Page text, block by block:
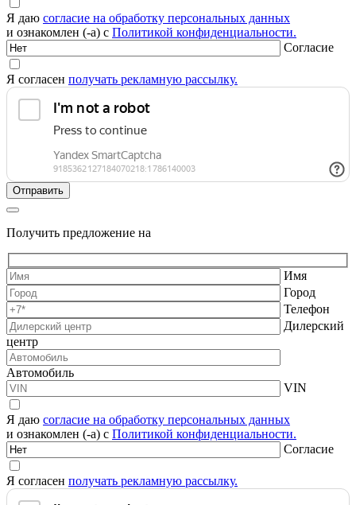
Я даю согласие на обработку персональных данных
и ознакомлен (-а) с Политикой конфиденциальности.
Согласие
Я согласен получать рекламную рассылку.
Получить предложение на
Имя
Город
Телефон
Дилерский
центр
Автомобиль
VIN
Я даю согласие на обработку персональных данных
и ознакомлен (-а) с Политикой конфиденциальности.
Согласие
Я согласен получать рекламную рассылку.